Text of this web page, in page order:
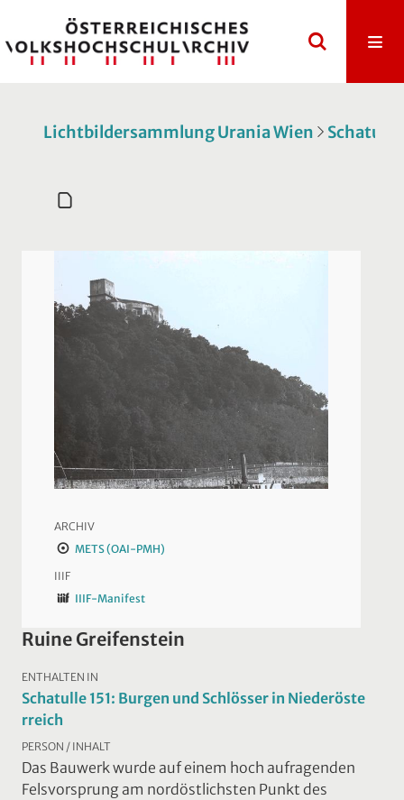
Lichtbildersammlung Urania Wien Schatulle
ARCHIV
METS (OAI-PMH)
IIIF
IIIF-Manifest
Ruine Greifenstein
ENTHALTEN IN
Schatulle 151: Burgen und Schlösser in Niederöste
rreich
PERSON / INHALT
Das Bauwerk wurde auf einem hoch aufragenden
Felsvorsprung am nordöstlichsten Punkt des